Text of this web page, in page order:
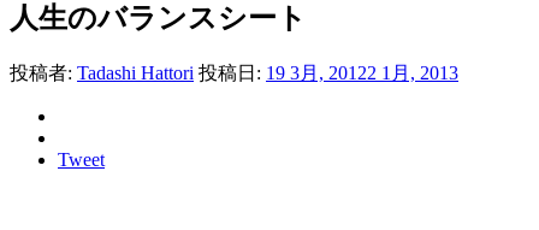
人生のバランスシート
投稿者: Tadashi Hattori 投稿日: 19 3月, 20122 1月, 2013
Tweet